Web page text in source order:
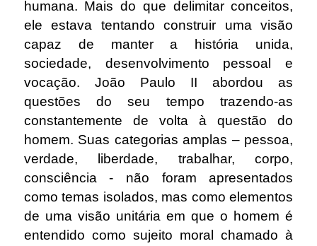
humana. Mais do que delimitar conceitos,
ele estava tentando construir uma visão
capaz de manter a história unida,
sociedade, desenvolvimento pessoal e
vocação. João Paulo II abordou as
questões do seu tempo trazendo-as
constantemente de volta à questão do
homem. Suas categorias amplas – pessoa,
verdade, liberdade, trabalhar, corpo,
consciência - não foram apresentados
como temas isolados, mas como elementos
de uma visão unitária em que o homem é
entendido como sujeito moral chamado à